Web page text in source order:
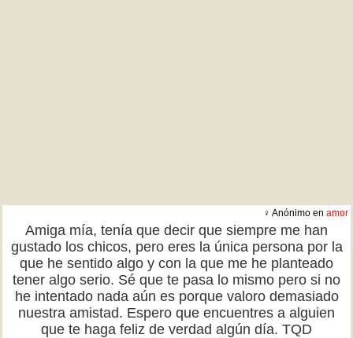
♀ Anónimo en amor
Amiga mía, tenía que decir que siempre me han
gustado los chicos, pero eres la única persona por la
que he sentido algo y con la que me he planteado
tener algo serio. Sé que te pasa lo mismo pero si no
he intentado nada aún es porque valoro demasiado
nuestra amistad. Espero que encuentres a alguien
que te haga feliz de verdad algún día. TQD